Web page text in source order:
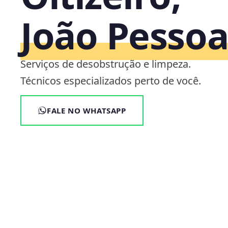
João
Serviços de desobstrução e limpeza.
Técnicos especializados perto de você.
FALE NO WHATSAPP